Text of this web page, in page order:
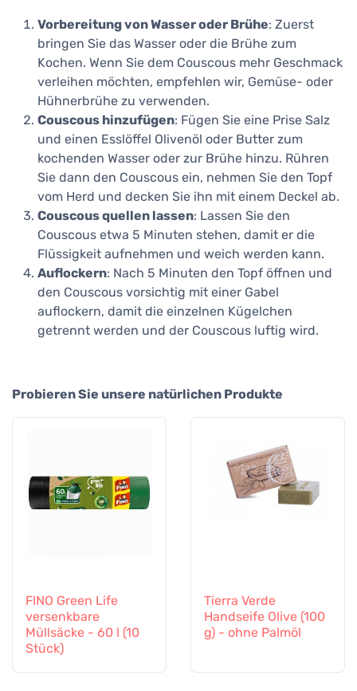
Vorbereitung von Wasser oder Brühe: Zuerst
bringen Sie das Wasser oder die Brühe zum
Kochen. Wenn Sie dem Couscous mehr Geschmack
verleihen möchten, empfehlen wir, Gemüse- oder
Hühnerbrühe zu verwenden.
Couscous hinzufügen: Fügen Sie eine Prise Salz
und einen Esslöffel Olivenöl oder Butter zum
kochenden Wasser oder zur Brühe hinzu. Rühren
Sie dann den Couscous ein, nehmen Sie den Topf
vom Herd und decken Sie ihn mit einem Deckel ab.
Couscous quellen lassen: Lassen Sie den
Couscous etwa 5 Minuten stehen, damit er die
Flüssigkeit aufnehmen und weich werden kann.
Auflockern: Nach 5 Minuten den Topf öffnen und
den Couscous vorsichtig mit einer Gabel
auflockern, damit die einzelnen Kügelchen
getrennt werden und der Couscous luftig wird.
Probieren Sie unsere natürlichen Produkte
FINO Green Life
versenkbare
Müllsäcke - 60 l (10
Stück)
Tierra Verde
Handseife Olive (100
g) - ohne Palmöl